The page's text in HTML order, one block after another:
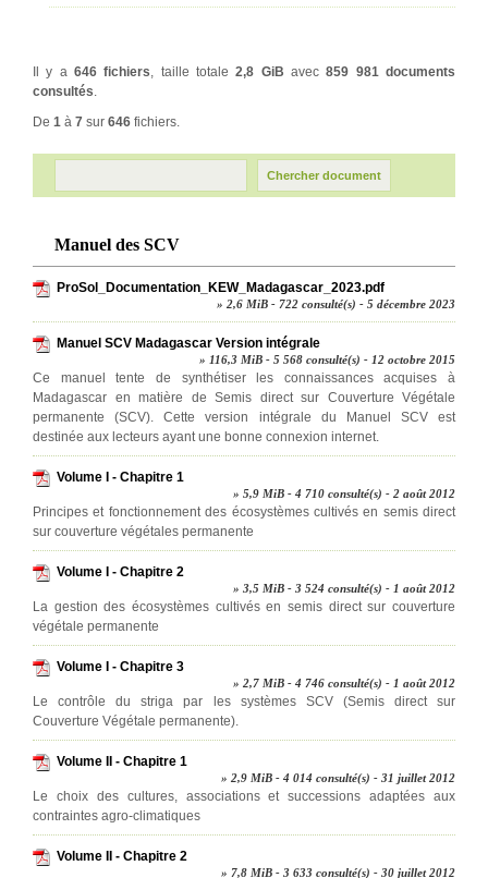
Il y a 646 fichiers, taille totale2,8 GiB avec859 981 documents
consultés.
De 1 à 7 sur 646 fichiers.
Manuel des SCV
ProSol_Documentation_KEW_Madagascar_2023.pdf
» 2,6 MiB - 722 consulté(s) - 5 décembre 2023
Manuel SCV Madagascar Version intégrale
» 116,3 MiB - 5 568 consulté(s) - 12 octobre 2015
Ce manuel tente de synthétiser les connaissances acquises à
Madagascar en matière de Semis direct sur Couverture Végétale
permanente (SCV). Cette version intégrale du Manuel SCV est
destinée aux lecteurs ayant une bonne connexion internet.
Volume I - Chapitre 1
» 5,9 MiB - 4 710 consulté(s) - 2 août 2012
Principes et fonctionnement des écosystèmes cultivés en semis direct
sur couverture végétales permanente
Volume I - Chapitre 2
» 3,5 MiB - 3 524 consulté(s) - 1 août 2012
La gestion des écosystèmes cultivés en semis direct sur couverture
végétale permanente
Volume I - Chapitre 3
» 2,7 MiB - 4 746 consulté(s) - 1 août 2012
Le contrôle du striga par les systèmes SCV (Semis direct sur
Couverture Végétale permanente).
Volume II - Chapitre 1
» 2,9 MiB - 4 014 consulté(s) - 31 juillet 2012
Le choix des cultures, associations et successions adaptées aux
contraintes agro-climatiques
Volume II - Chapitre 2
» 7,8 MiB - 3 633 consulté(s) - 30 juillet 2012